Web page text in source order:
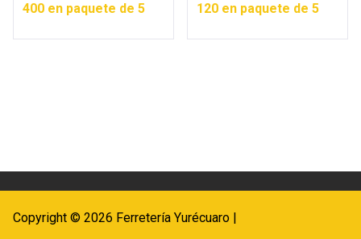
400 en paquete de 5
120 en paquete de 5
Copyright © 2026 Ferretería Yurécuaro |